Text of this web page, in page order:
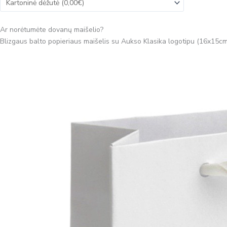
Ar norėtumėte dovanų maišelio?
Blizgaus balto popieriaus maišelis su Aukso Klasika logotipu